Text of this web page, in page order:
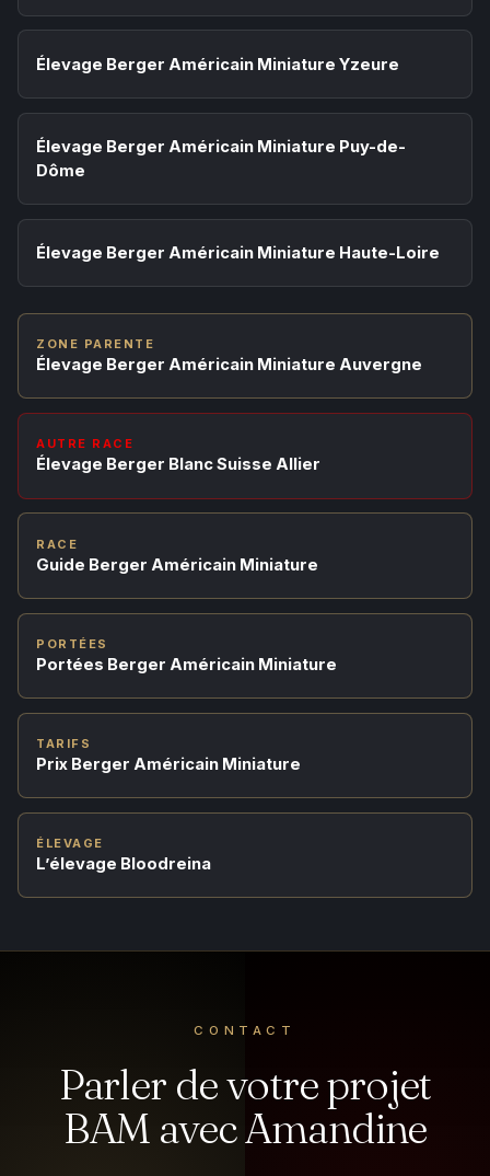
Élevage Berger Américain Miniature Yzeure
Élevage Berger Américain Miniature Puy-de-
Dôme
Élevage Berger Américain Miniature Haute-Loire
ZONE PARENTE
Élevage Berger Américain Miniature Auvergne
AUTRE RACE
Élevage Berger Blanc Suisse Allier
RACE
Guide Berger Américain Miniature
PORTÉES
Portées Berger Américain Miniature
TARIFS
Prix Berger Américain Miniature
ÉLEVAGE
L’élevage Bloodreina
CONTACT
Parler de votre projet
BAM avec Amandine